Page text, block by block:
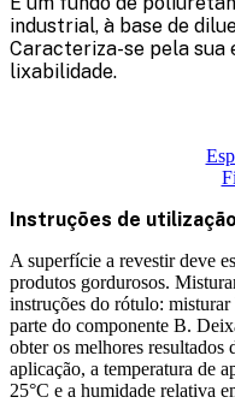
industrial, à base de
Caracteriza-se pela sua
lixabilidade.
Instruções de utilização
A superfície a revestir deve
produtos gordurosos.
instruções do rótulo:
parte do componente B.
obter os melhores
aplicação, a temperatura de
25°C e a humidade relativa